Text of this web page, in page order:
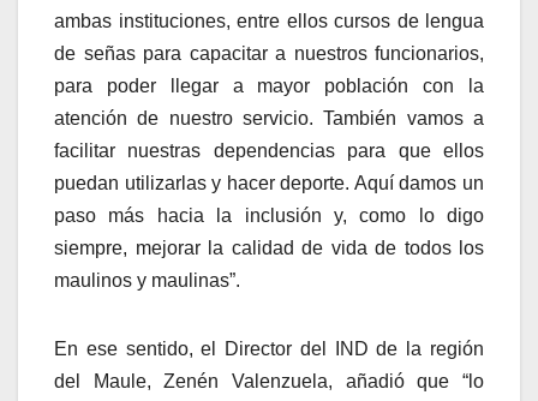
ambas instituciones, entre ellos cursos de lengua
de señas para capacitar a nuestros funcionarios,
para poder llegar a mayor población con la
atención de nuestro servicio. También vamos a
facilitar nuestras dependencias para que ellos
puedan utilizarlas y hacer deporte. Aquí damos un
paso más hacia la inclusión y, como lo digo
siempre, mejorar la calidad de vida de todos los
maulinos y maulinas”.
En ese sentido, el Director del IND de la región
del Maule, Zenén Valenzuela, añadió que “lo